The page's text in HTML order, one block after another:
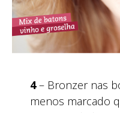
4– Bronzer nas
menos marcado